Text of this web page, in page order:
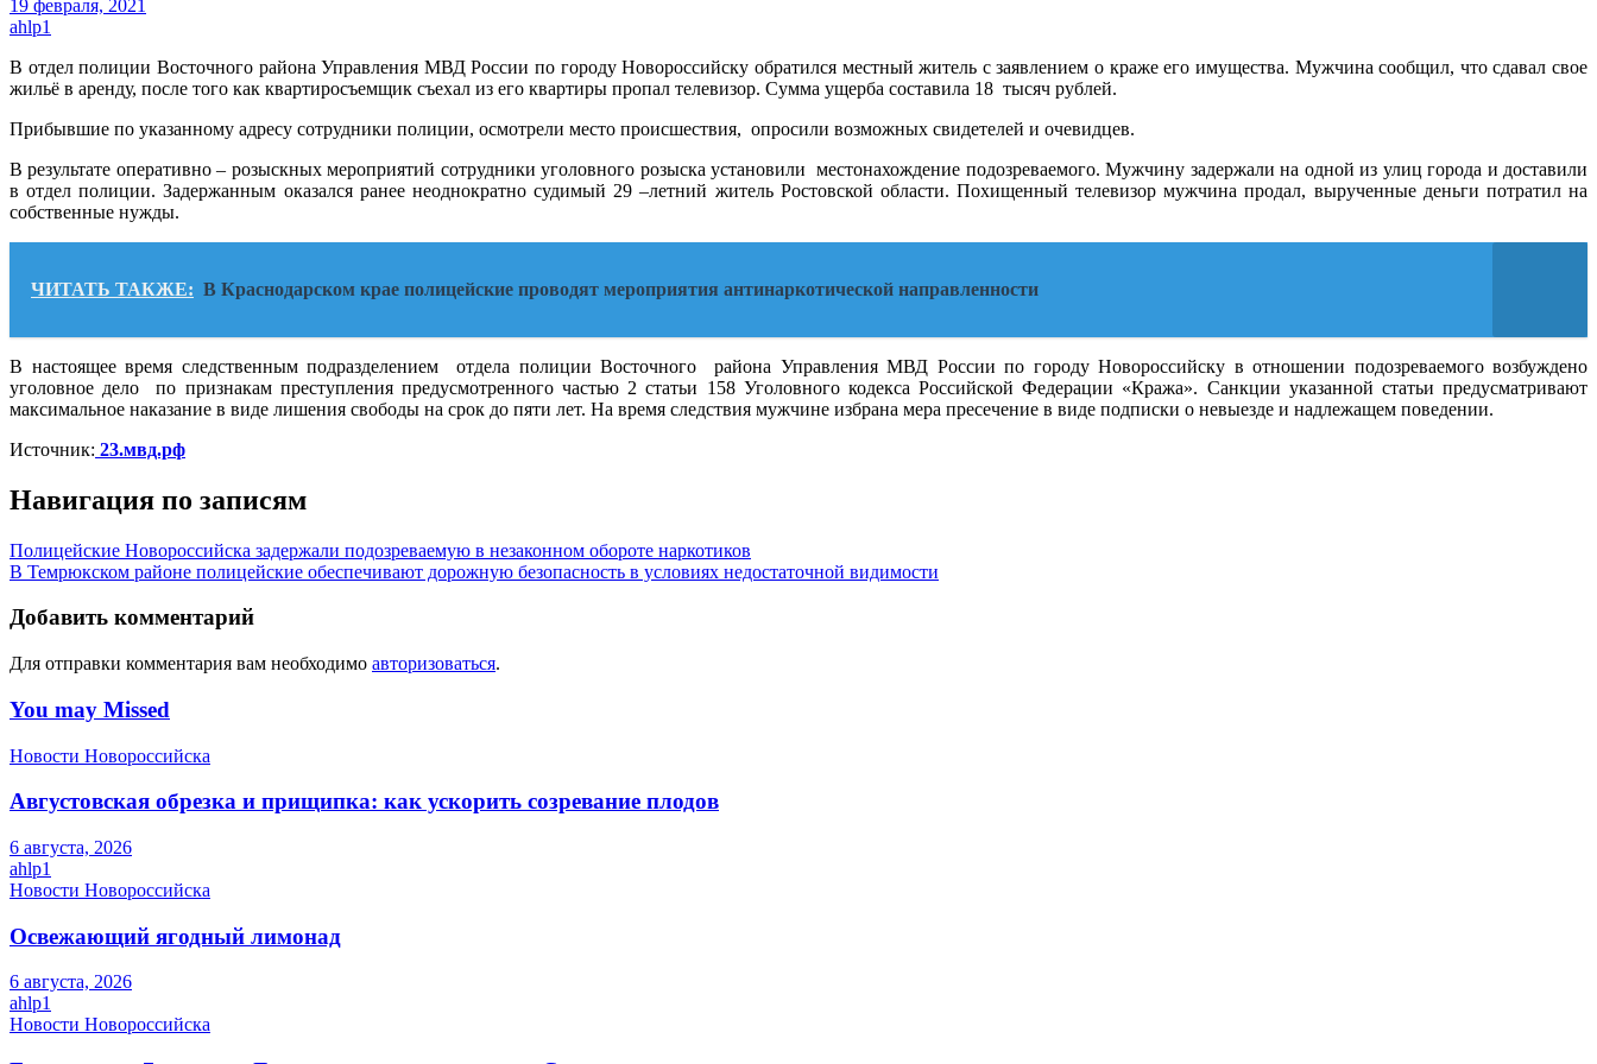
19 февраля, 2021
ahlp1
В отдел полиции Восточного района Управления МВД России по городу Новороссийску обратился местный житель с заявлением о краже его имущества. Мужчина сообщил, что сдавал свое
жильё в аренду, после того как квартиросъемщик съехал из его квартиры пропал телевизор. Сумма ущерба составила 18 тысяч рублей.
Прибывшие по указанному адресу сотрудники полиции, осмотрели место происшествия, опросили возможных свидетелей и очевидцев.
В результате оперативно – розыскных мероприятий сотрудники уголовного розыска установили местонахождение подозреваемого. Мужчину задержали на одной из улиц города и доставили
в отдел полиции. Задержанным оказался ранее неоднократно судимый 29 –летний житель Ростовской области. Похищенный телевизор мужчина продал, вырученные деньги потратил на
собственные нужды.
ЧИТАТЬ ТАКЖЕ: В Краснодарском крае полицейские проводят мероприятия антинаркотической направленности
В настоящее время следственным подразделением отдела полиции Восточного района Управления МВД России по городу Новороссийску в отношении подозреваемого возбуждено
уголовное дело по признакам преступления предусмотренного частью 2 статьи 158 Уголовного кодекса Российской Федерации «Кража». Санкции указанной статьи предусматривают
максимальное наказание в виде лишения свободы на срок до пяти лет. На время следствия мужчине избрана мера пресечение в виде подписки о невыезде и надлежащем поведении.
Источник: 23.мвд.рф
Навигация по записям
Полицейские Новороссийска задержали подозреваемую в незаконном обороте наркотиков
В Темрюкском районе полицейские обеспечивают дорожную безопасность в условиях недостаточной видимости
Добавить комментарий
Для отправки комментария вам необходимо авторизоваться.
You may Missed
Новости Новороссийска
Августовская обрезка и прищипка: как ускорить созревание плодов
6 августа, 2026
ahlp1
Новости Новороссийска
Освежающий ягодный лимонад
6 августа, 2026
ahlp1
Новости Новороссийска